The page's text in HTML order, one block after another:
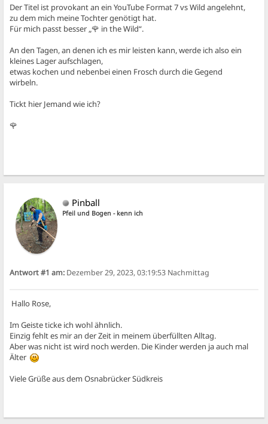
Der Titel ist provokant an ein YouTube Format 7 vs Wild angelehnt,
zu dem mich meine Tochter genötigt hat.
Für mich passt besser „🌹 in the Wild“.
An den Tagen, an denen ich es mir leisten kann, werde ich also ein
kleines Lager aufschlagen,
etwas kochen und nebenbei einen Frosch durch die Gegend
wirbeln.
Tickt hier Jemand wie ich?
🌹
Pinball
Pfeil und Bogen - kenn ich
Antwort #1 am: Dezember 29, 2023, 03:19:53 Nachmittag
Hallo Rose,
Im Geiste ticke ich wohl ähnlich.
Einzig fehlt es mir an der Zeit in meinem überfüllten Alltag.
Aber was nicht ist wird noch werden. Die Kinder werden ja auch mal
Älter
Viele Grüße aus dem Osnabrücker Südkreis